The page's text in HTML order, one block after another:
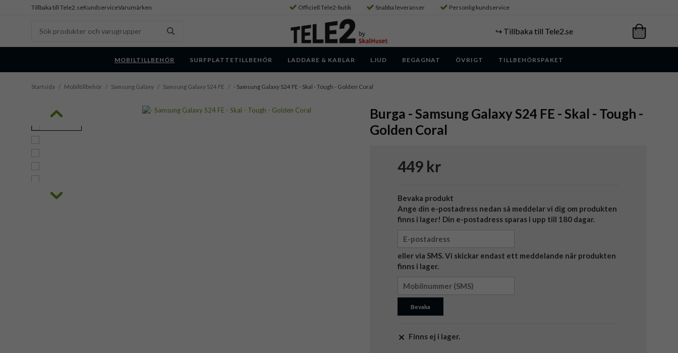
Tillbaka till Tele2.seKundserviceVarumärken Officiell Tele2-butik Snabba leveranser Personlig kundservice
↪️ Tillbaka till Tele2.se
MOBILTILLBEHÖR SURFPLATTETILLBEHÖR LADDARE & KABLAR LJUD BEGAGNAT ÖVRIGT TILLBEHÖRSPAKET
Startsida / Mobiltillbehör / Samsung Galaxy / Samsung Galaxy S24 FE / - Samsung Galaxy S24 FE - Skal - Tough - Golden Coral
Burga - Samsung Galaxy S24 FE - Skal - Tough -
Golden Coral
449 kr
Bevaka produkt
Ange din e-postadress nedan så meddelar vi dig om produkten
finns i lager! Din e-postadress sparas i upp till 180 dagar.
eller via SMS. Vi skickar endast ett meddelande när produkten
finns i lager.
Bevaka
Finns ej i lager.